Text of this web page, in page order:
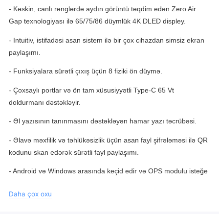
- Kəskin, canlı rənglərdə aydın görüntü təqdim edən Zero Air
Gap texnologiyası ilə 65/75/86 düymlük 4K DLED displey.
- Intuitiv, istifadəsi asan sistem ilə bir çox cihazdan simsiz ekran
paylaşımı.
- Funksiyalara sürətli çıxış üçün 8 fiziki ön düymə.
- Çoxsaylı portlar və ön tam xüsusiyyətli Type-C 65 Vt
doldurmanı dəstəkləyir.
- Əl yazısının tanınmasını dəstəkləyən hamar yazı təcrübəsi.
- Əlavə məxfilik və təhlükəsizlik üçün asan fayl şifrələməsi ilə QR
kodunu skan edərək sürətli fayl paylaşımı.
- Android və Windows arasında keçid edir və OPS modulu isteğe
Daha çox oxu